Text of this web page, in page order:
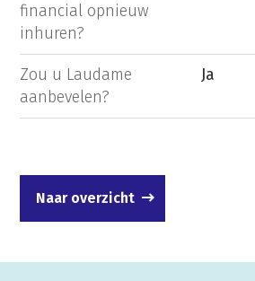
financial opnieuw
inhuren?
Zou u Laudame
aanbevelen?
Ja
Naar overzicht